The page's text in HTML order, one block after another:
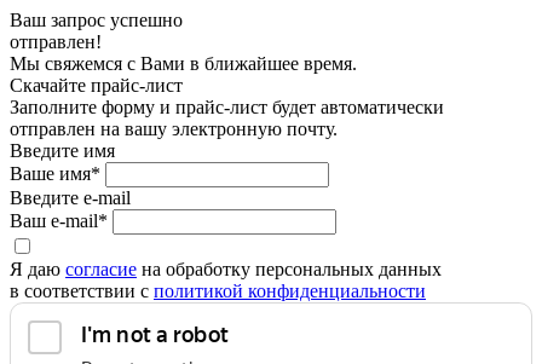
Ваш запрос успешно
отправлен!
Мы свяжемся с Вами в ближайшее время.
Скачайте прайс-лист
Заполните форму и прайс-лист будет автоматически
отправлен на вашу электронную почту.
Введите имя
Ваше имя*
Введите e-mail
Ваш e-mail*
Я даю согласие на обработку персональных данных
в соответствии с политикой конфиденциальности